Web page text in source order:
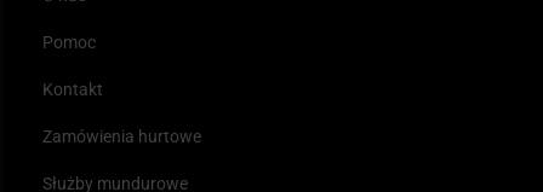
Pomoc
Kontakt
Zamówienia hurtowe
Służby mundurowe